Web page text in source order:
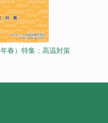
春）特集：高温対策